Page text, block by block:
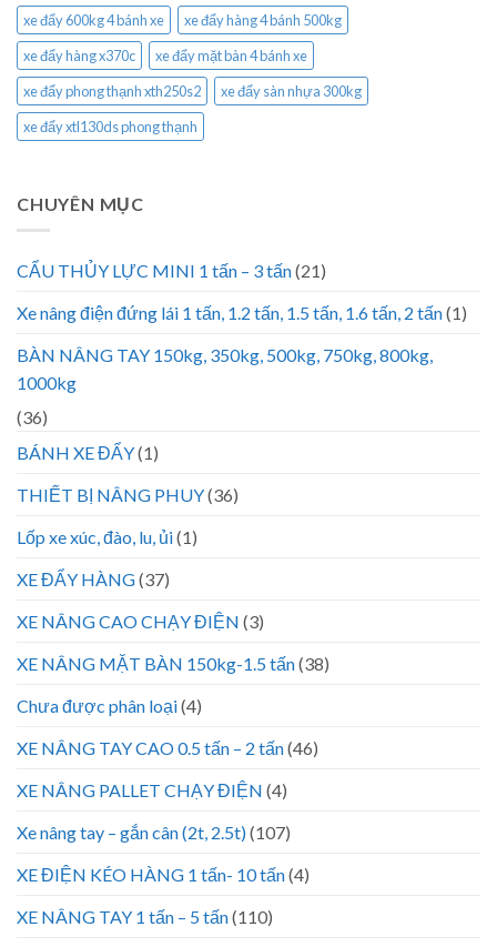
xe đẩy 600kg 4 bánh xe
xe đẩy hàng 4 bánh 500kg
xe đẩy hàng x370c
xe đẩy mặt bàn 4 bánh xe
xe đẩy phong thạnh xth250s2
xe đẩy sàn nhựa 300kg
xe đẩy xtl130ds phong thạnh
CHUYÊN MỤC
CẨU THỦY LỰC MINI 1 tấn – 3 tấn(21)
Xe nâng điện đứng lái 1 tấn, 1.2 tấn, 1.5 tấn, 1.6 tấn, 2 tấn(1)
BÀN NÂNG TAY 150kg, 350kg, 500kg, 750kg, 800kg,
1000kg
(36)
BÁNH XE ĐẨY(1)
THIẾT BỊ NÂNG PHUY(36)
Lốp xe xúc, đào, lu, ủi(1)
XE ĐẨY HÀNG(37)
XE NÂNG CAO CHẠY ĐIỆN (3)
XE NÂNG MẶT BÀN 150kg-1.5 tấn(38)
Chưa được phân loại(4)
XE NÂNG TAY CAO 0.5 tấn – 2 tấn(46)
XE NÂNG PALLET CHẠY ĐIỆN (4)
Xe nâng tay – gắn cân (2t, 2.5t)(107)
XE ĐIỆN KÉO HÀNG 1 tấn- 10 tấn(4)
XE NÂNG TAY 1 tấn – 5 tấn(110)